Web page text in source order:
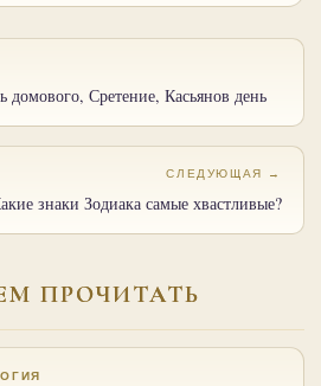
Сретение, Касьянов день
СЛЕДУЮЩАЯ →
знаки Зодиака самые хвастливые?
ПРОЧИТАТЬ